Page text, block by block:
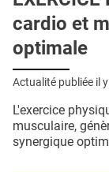
E-REVUE SAD
THÉMA
L'APP
PUBLICITÉ
cardio et
optimale
Actualité publiée il
L'exercice
musculaire,
synergique